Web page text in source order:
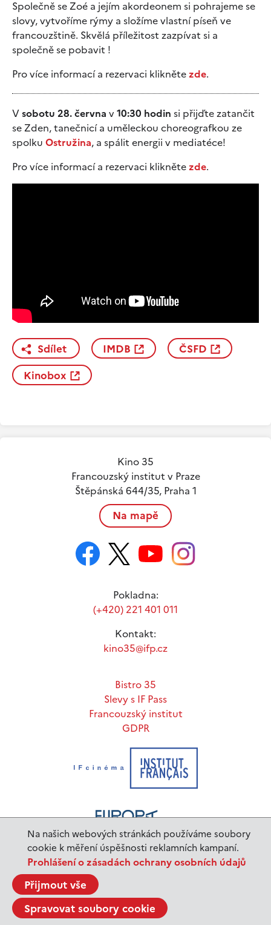
Na našich webových stránkách používáme soubory
cookie k měření úspěšnosti reklamních kampaní.
Prohlášení o zásadách ochrany osobních údajů
Přijmout vše
Spravovat soubory cookie
Společně se Zoé a jejím akordeonem si pohrajeme se
slovy, vytvoříme rýmy a složíme vlastní píseň ve
francouzštině. Skvělá příležitost zazpívat si a
společně se pobavit !
Pro více informací a rezervaci kliknětezde.
Vsobotu 28. června v10:30 hodin si přijďte zatančit
se Zden, tanečnicí a uměleckou choreografkou ze
spolku Ostružina, a spálit energii v mediatéce!
Pro více informací a rezervaci kliknětezde.
Sdílet IMDB
ČSFD
Kinobox
Kino 35
Francouzský institut v Praze
Štěpánská 644/35, Praha 1
Na mapě
Pokladna:
(+420) 221 401 011
Kontakt:
kino35@ifp.cz
Bistro 35
Slevy s IF Pass
Francouzský institut
GDPR
© 2023 Institut français de Prague |
code:BurnITdesign:Tajpej Design